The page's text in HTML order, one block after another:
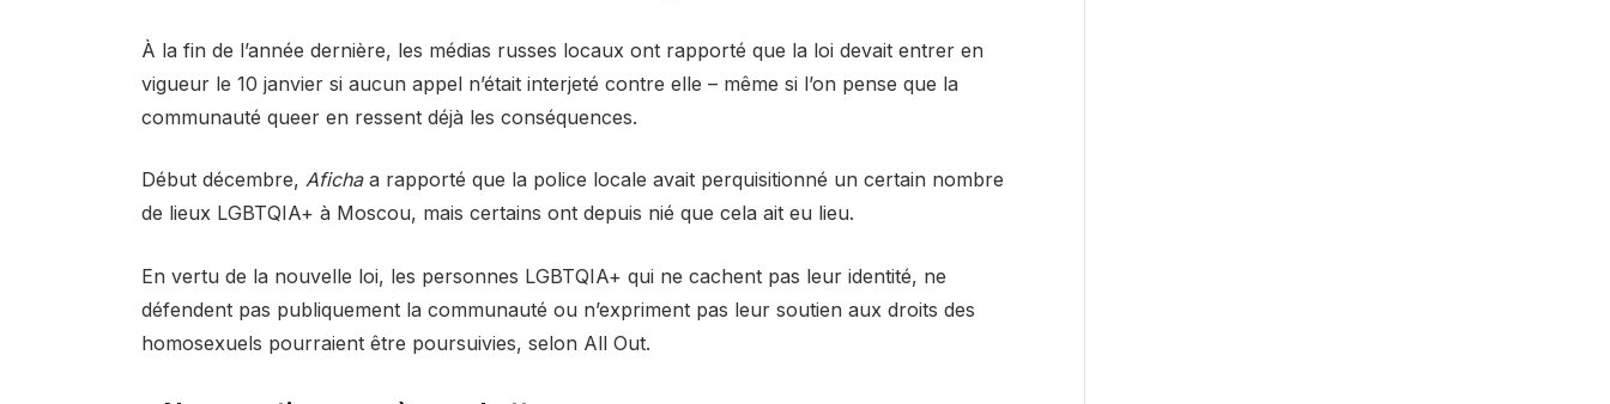
À la fin de l’année dernière, les médias russes locaux ont rapporté que la loi devait entrer en
vigueur le 10 janvier si aucun appel n’était interjeté contre elle – même si l’on pense que la
communauté queer en ressent déjà les conséquences.
Début décembre, Afichaa rapporté que la police locale avait perquisitionné un certain nombre
de lieux LGBTQIA+ à Moscou, mais certains ont depuis nié que cela ait eu lieu.
En vertu de la nouvelle loi, les personnes LGBTQIA+ qui ne cachent pas leur identité, ne
défendent pas publiquement la communauté ou n’expriment pas leur soutien aux droits des
homosexuels pourraient être poursuivies, selon All Out.